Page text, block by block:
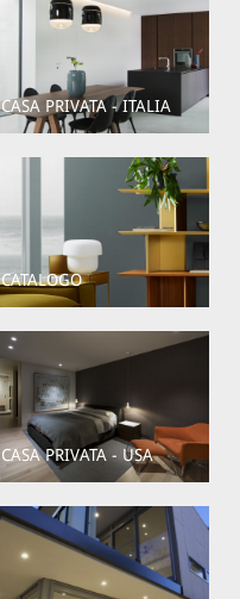
CASA PRIVATA - ITALIA
CATALOGO
CASA PRIVATA - USA